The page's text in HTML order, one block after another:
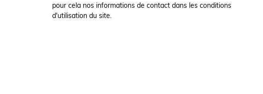
pour cela nos informations de contact dans les conditions
d'utilisation du site.